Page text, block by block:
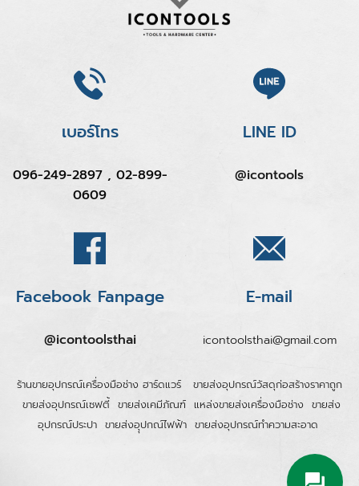
เบอร์โทร
096-249-2897 , 02-899-
0609
LINE ID
@icontools
Facebook Fanpage
@icontoolsthai
E-mail
icontoolsthai@gmail.com
ร้านขายอุปกรณ์เครื่องมือช่าง ฮาร์ดแวร์
ขายส่งอุปกรณ์วัสดุก่อสร้างราคาถูก
ขายส่งอุปกรณ์เซฟตี้ ขายส่งเคมีภัณฑ์ แหล่งขายส่งเครื่องมือช่าง ขายส่ง
อุปกรณ์ประปา ขายส่งอุุปกณ์ไฟฟ้า ขายส่งอุปกรณ์ทำความสะอาด